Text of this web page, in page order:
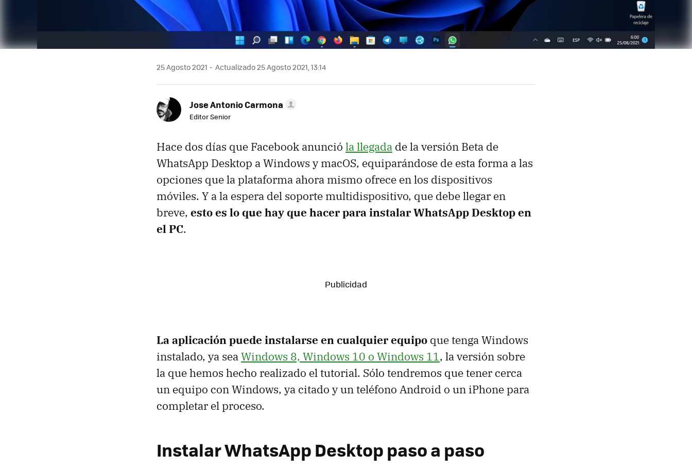
25 Agosto 2021 Actualizado 25 Agosto 2021, 13:14
Jose Antonio Carmona
Editor Senior
Hace dos días que Facebook anunció la llegada de la versión Beta de
WhatsApp Desktop a Windows y macOS, equiparándose de esta forma a las
opciones que la plataforma ahora mismo ofrece en los dispositivos
móviles. Y a la espera del soporte multidispositivo, que debe llegar en
breve, esto es lo que hay que hacer para instalar WhatsApp Desktop en
el PC.
La aplicación puede instalarse en cualquier equipo que tenga Windows
instalado, ya seaWindows 8, Windows 10 o Windows 11, la versión sobre
la que hemos hecho realizado el tutorial. Sólo tendremos que tener cerca
un equipo con Windows, ya citado y un teléfono Android o un iPhone para
completar el proceso.
Instalar WhatsApp Desktop paso a paso